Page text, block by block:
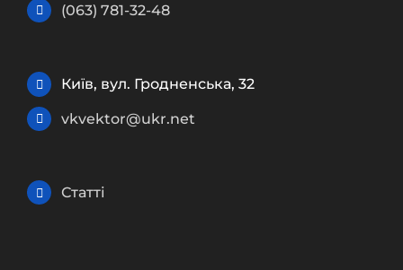
(063) 781-32-48
Київ, вул. Гродненська, 32
vkvektor@ukr.net
Статті